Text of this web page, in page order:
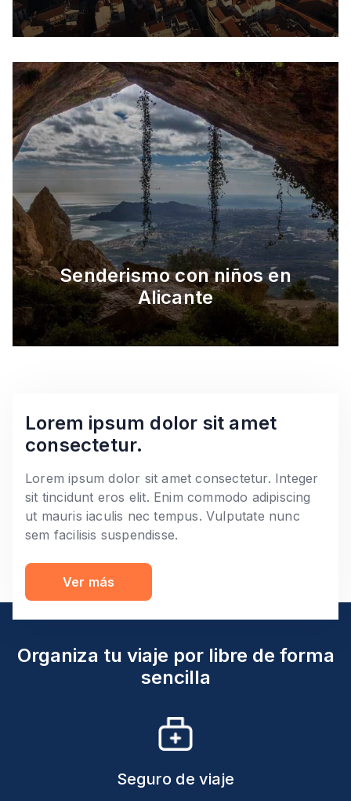
Senderismo con niños en
Alicante
Lorem ipsum dolor sit amet
consectetur.
Lorem ipsum dolor sit amet consectetur. Integer
sit tincidunt eros elit. Enim commodo adipiscing
ut mauris iaculis nec tempus. Vulputate nunc
sem facilisis suspendisse.
Ver más
Organiza tu viaje por libre de forma
sencilla
Seguro de viaje